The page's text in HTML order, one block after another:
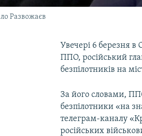
Развожаєв
Увечері 6 березня в
ППО, російський
безпілотників на
За його словами,
безпілотники «на
телеграм-каналу
російських